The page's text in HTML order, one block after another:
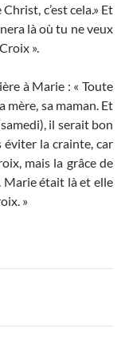
c’est cela.» Et
là où tu ne veux
».
à Marie : « Toute
mère, sa maman. Et
il serait bon
éviter la crainte, car
mais la grâce de
Marie était là et elle
»